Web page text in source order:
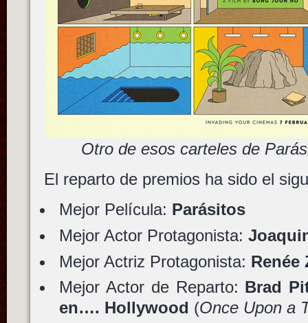
Otro de esos carteles de
El reparto de premios ha sido el
Mejor Película: Parásitos
Mejor Actor Protagonista:
Mejor Actriz Protagonista: Renée
Mejor Actor de Reparto: Brad
en…. Hollywood (Once Upon a